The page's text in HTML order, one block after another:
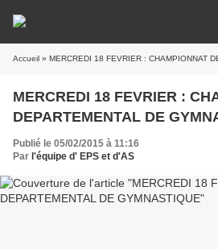
Accueil » MERCREDI 18 FEVRIER : CHAMPIONNAT
MERCREDI 18 FEVRIER :
DEPARTEMENTAL DE
Publié le 05/02/2015 à 11:16
Par l'équipe d' EPS et d'AS